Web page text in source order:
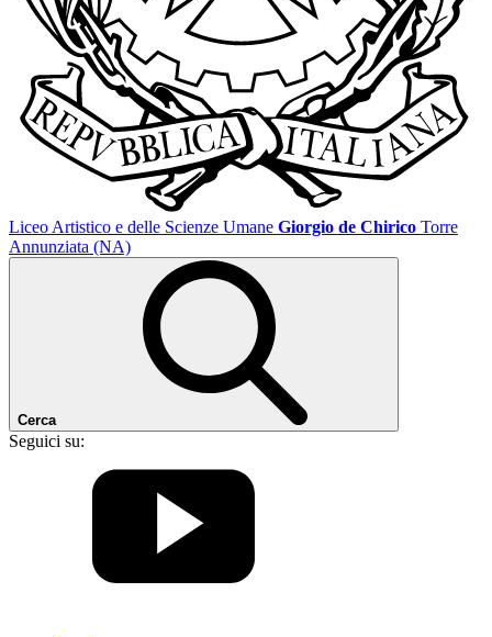
Liceo Artistico e delle Scienze Umane Giorgio de Chirico Torre
Annunziata (NA)
Cerca
Seguici su: